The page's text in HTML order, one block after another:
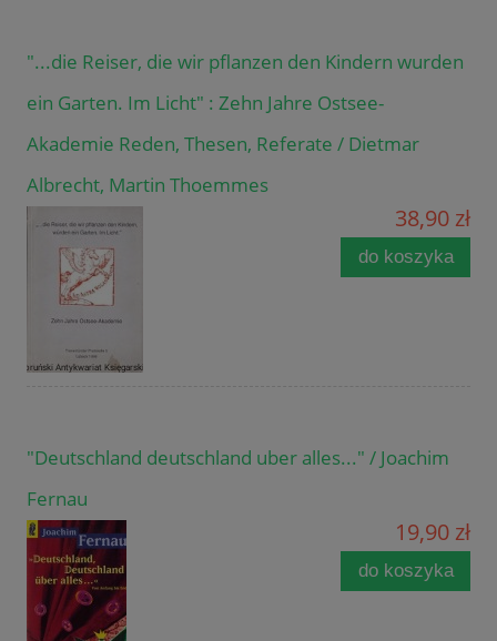
"...die Reiser, die wir pflanzen den Kindern wurden
ein Garten. Im Licht" : Zehn Jahre Ostsee-
Akademie Reden, Thesen, Referate / Dietmar
Albrecht, Martin Thoemmes
38,90 zł
do koszyka
"Deutschland deutschland uber alles..." / Joachim
Fernau
19,90 zł
do koszyka